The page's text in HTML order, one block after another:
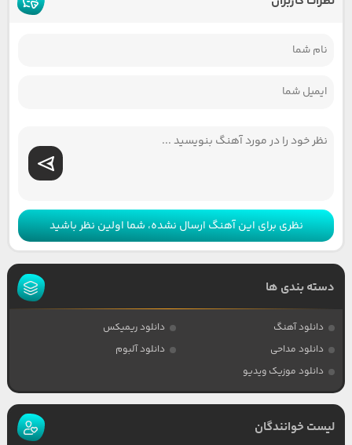
نظری برای این آهنگ ارسال نشده، شما اولین نظر باشید
دسته بندی ها
دانلود آهنگ
دانلود ریمیکس
دانلود مداحی
دانلود آلبوم
دانلود موزیک ویدیو
لیست خوانندگان